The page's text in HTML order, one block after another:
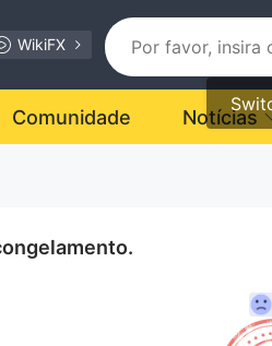
WikiFX
Comunidade Notícias